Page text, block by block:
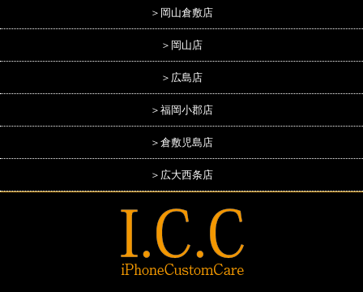
＞岡山倉敷店
＞岡山店
＞広島店
＞福岡小郡店
＞倉敷児島店
＞広大西条店